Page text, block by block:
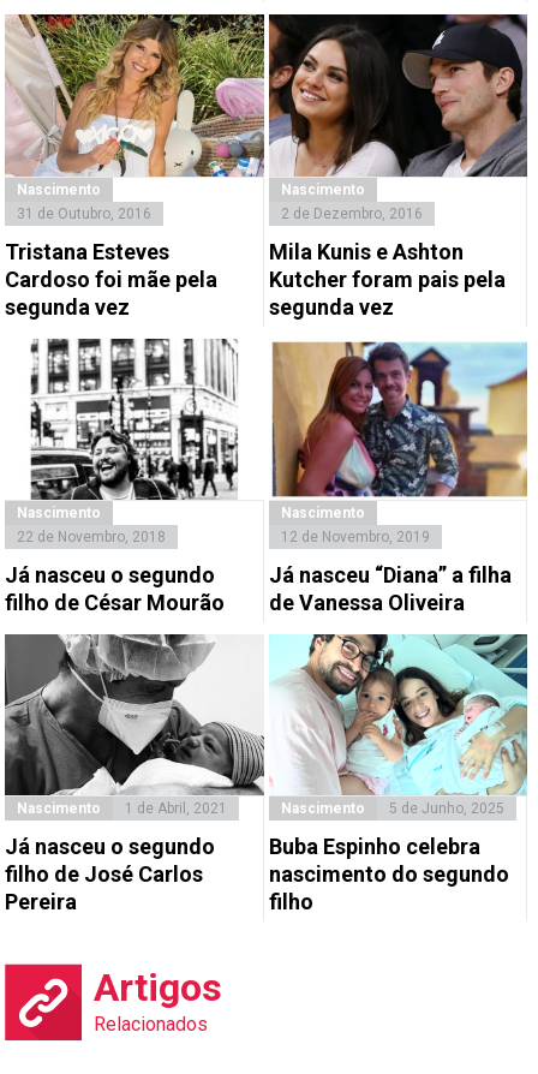
Nascimento
31 de Outubro, 2016
Tristana Esteves
Cardoso foi mãe pela
segunda vez
Nascimento
2 de Dezembro, 2016
Mila Kunis e Ashton
Kutcher foram pais pela
segunda vez
Nascimento
22 de Novembro, 2018
Já nasceu o segundo
filho de César Mourão
Nascimento
12 de Novembro, 2019
Já nasceu “Diana” a filha
de Vanessa Oliveira
Nascimento 1 de Abril, 2021
Já nasceu o segundo
filho de José Carlos
Pereira
Nascimento 5 de Junho, 2025
Buba Espinho celebra
nascimento do segundo
filho
Artigos
Relacionados